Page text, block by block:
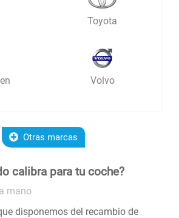
Toyota
Volvo
Otras marcas
calibra para tu coche?
mano
disponemos del recambio de